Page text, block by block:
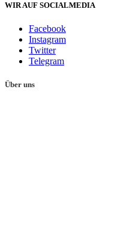
WIR AUF SOCIALMEDIA
Facebook
Instagram
Twitter
Telegram
Über uns